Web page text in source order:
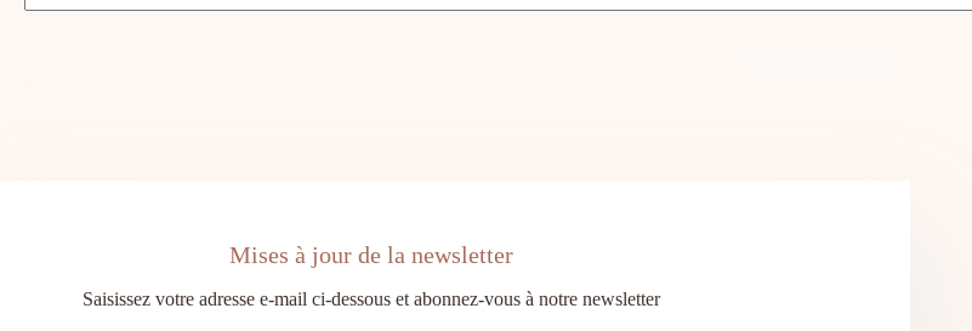
Mises à jour de la newsletter
Saisissez votre adresse e-mail ci-dessous et abonnez-vous à notre newsletter